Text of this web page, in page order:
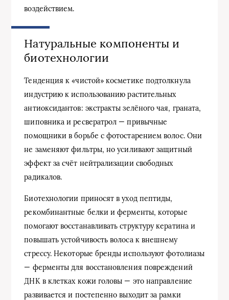
воздействием.
Натуральные компоненты и
биотехнологии
Тенденция к «чистой» косметике подтолкнула
индустрию к использованию растительных
антиоксидантов: экстракты зелёного чая, граната,
шиповника и ресвератрол — привычные
помощники в борьбе с фотостарением волос. Они
не заменяют фильтры, но усиливают защитный
эффект за счёт нейтрализации свободных
радикалов.
Биотехнологии приносят в уход пептиды,
рекомбинантные белки и ферменты, которые
помогают восстанавливать структуру кератина и
повышать устойчивость волоса к внешнему
стрессу. Некоторые бренды используют фотолиазы
— ферменты для восстановления повреждений
ДНК в клетках кожи головы — это направление
развивается и постепенно выходит за рамки